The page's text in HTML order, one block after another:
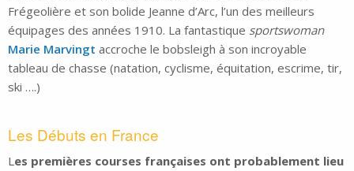
Frégeolière et son bolide Jeanne d’Arc, l’un des meilleurs
équipages des années 1910. La fantastique sportswoman
Marie Marvingt accroche le bobsleigh à son incroyable
tableau de chasse (natation, cyclisme, équitation, escrime, tir,
ski ….)
Les Débuts en France
Les premières courses françaises ont probablement lieu